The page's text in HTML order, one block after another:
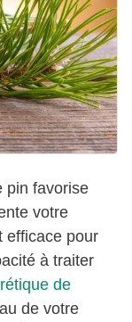
pin favorise
votre
efficace pour
à traiter
de
de votre